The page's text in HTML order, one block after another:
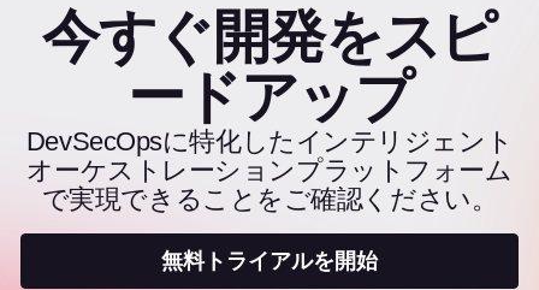
今すぐ開発をスピ
ードアップ
DevSecOpsに特化したインテリジェント
オーケストレーションプラットフォーム
で実現できることをご確認ください。
無料トライアルを開始